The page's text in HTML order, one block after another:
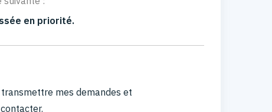
en priorité.
mes demandes et